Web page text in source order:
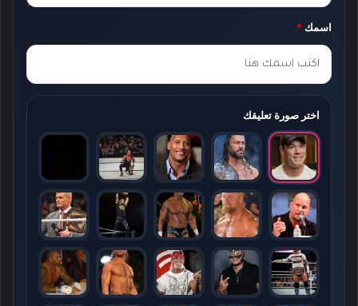
ك
*
اسمك *
اختر صورة تعليقك